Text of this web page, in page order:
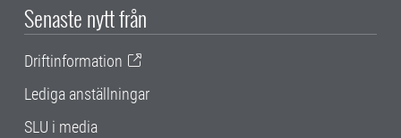
Senaste nytt från
Driftinformation
Lediga anställningar
SLU i media